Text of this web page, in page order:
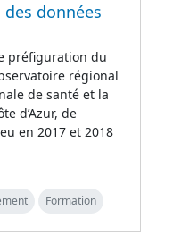
données
préfiguration du
régional
de santé et la
d’Azur, de
en 2017 et 2018
Formation